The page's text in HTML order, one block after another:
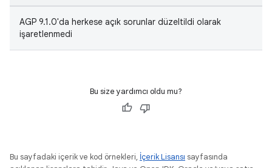
AGP 9.1.0'da herkese açık sorunlar düzeltildi olarak
işaretlenmedi
Bu size yardımcı oldu mu?
Bu sayfadaki içerik ve kod örnekleri, İçerik Lisansı sayfasında